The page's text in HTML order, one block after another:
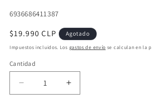
SKU:
6936686411387
Precio
habitual
$19.990 CLP Agotado
Impuestos incluidos. Los gastos de envío se calculan en la
Cantidad
Reducir
cantidad
Aumentar
cantidad